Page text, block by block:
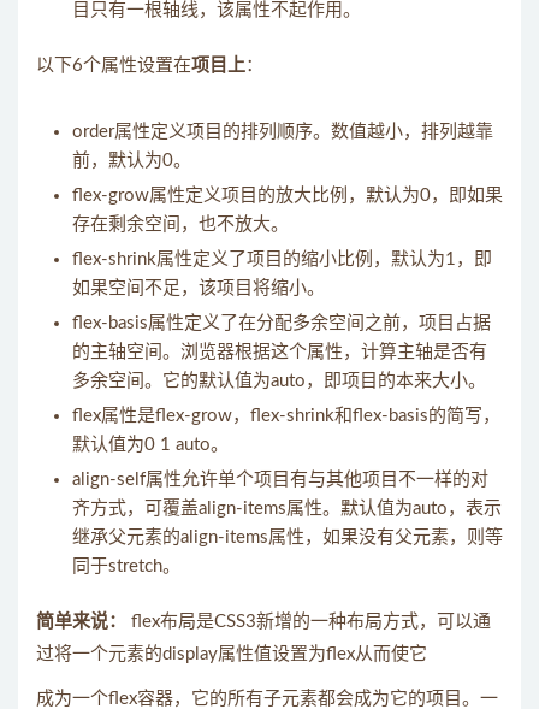
目只有一根轴线，该属性不起作用。
以下6个属性设置在项目上：
order属性定义项目的排列顺序。数值越小，排列越靠
前，默认为0。
flex-grow属性定义项目的放大比例，默认为0，即如果
存在剩余空间，也不放大。
flex-shrink属性定义了项目的缩小比例，默认为1，即
如果空间不足，该项目将缩小。
flex-basis属性定义了在分配多余空间之前，项目占据
的主轴空间。浏览器根据这个属性，计算主轴是否有
多余空间。它的默认值为auto，即项目的本来大小。
flex属性是flex-grow，flex-shrink和flex-basis的简写，
默认值为0 1 auto。
align-self属性允许单个项目有与其他项目不一样的对
齐方式，可覆盖align-items属性。默认值为auto，表示
继承父元素的align-items属性，如果没有父元素，则等
同于stretch。
简单来说：
flex布局是CSS3新增的一种布局方式，可以通
过将一个元素的display属性值设置为flex从而使它
成为一个flex容器，它的所有子元素都会成为它的项目。一